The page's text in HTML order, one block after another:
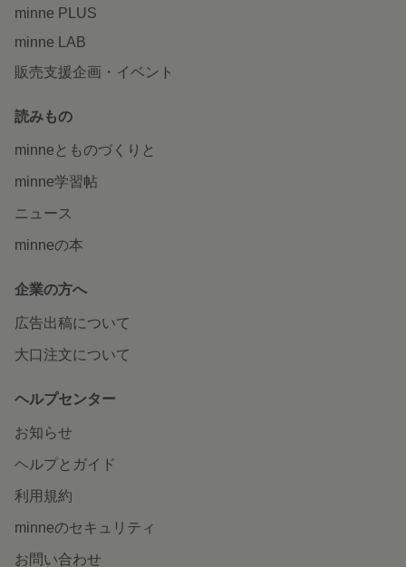
minne PLUS
minne LAB
販売支援企画・イベント
読みもの
minneとものづくりと
minne学習帖
ニュース
minneの本
企業の方へ
広告出稿について
大口注文について
ヘルプセンター
お知らせ
ヘルプとガイド
利用規約
minneのセキュリティ
お問い合わせ